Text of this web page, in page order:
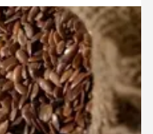
soğuması beklenir.
süzülür. Gül yağının
yağı için 3 kilo gül